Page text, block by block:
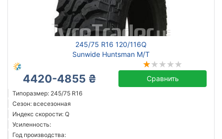
245/75 R16 120/116Q
Sunwide Huntsman M/T
4420-4855 ₴ Сравнить
Типоразмер: 245/75 R16
Сезон: всесезонная
Индекс скорости: Q
Усиленность:
Год производства: